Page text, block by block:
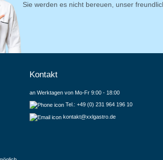
Sie werden es nicht bereuen, unser
Kontakt
an Werktagen von Mo-Fr 9:00 - 18:00
Tel.: +49 (0) 231 964 196 10
kontakt@xxlgastro.de